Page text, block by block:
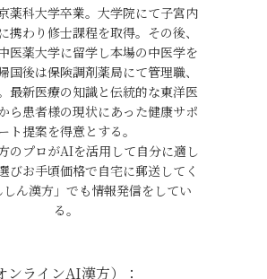
薬科大学卒業。大学院にて子宮内
携わり修士課程を取得。その後、
医薬大学に留学し本場の中医学を
国後は保険調剤薬局にて管理職、
最新医療の知識と伝統的な東洋医
ら患者様の現状にあった健康サポ
ト提案を得意とする。
のプロがAIを活用して自分に適し
びお手頃価格で自宅に郵送してく
ん漢方」でも情報発信をしてい
る。
ラインAI漢方）：